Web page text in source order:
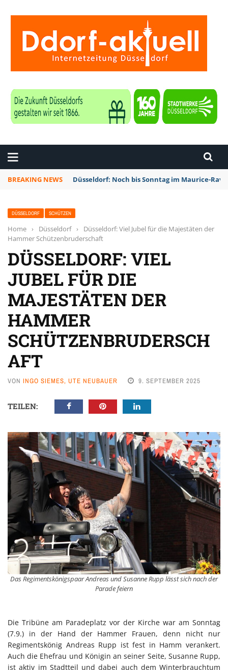
BREAKING NEWS Düsseldorf: Noch bis Sonntag im Maurice-
DÜSSELDORF SCHÜTZEN
Home › Düsseldorf ›
Düsseldorf: Viel Jubel für die Majestäten der
Hammer Schützenbruderschaft
DÜSSELDORF: VIEL
JUBEL FÜR DIE
MAJESTÄTEN DER
HAMMER
SCHÜTZENBRUDERSCH
AFT
VON INGO SIEMES, UTE NEUBAUER 9. SEPTEMBER 2025
TEILEN:
Das Regimentskönigspaar Andreas und Susanne Rupp lässt sich nach der
Parade feiern
Die Tribüne am Paradeplatz vor der Kirche war am Sonntag
(7.9.) in der Hand der Hammer Frauen, denn nicht nur
Regimentskönig Andreas Rupp ist fest in Hamm verankert.
Auch die Ehefrau und Königin an seiner Seite, Susanne Rupp,
ist aktiv im Stadtteil und dabei auch dem Winterbrauchtum